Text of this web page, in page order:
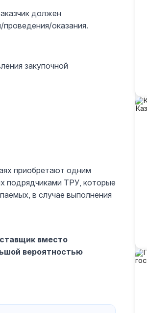
должен
оказания.
закупочной
приобретают одним
подрядчиками ТРУ, которые
в случае выполнения
вместо
вероятностью